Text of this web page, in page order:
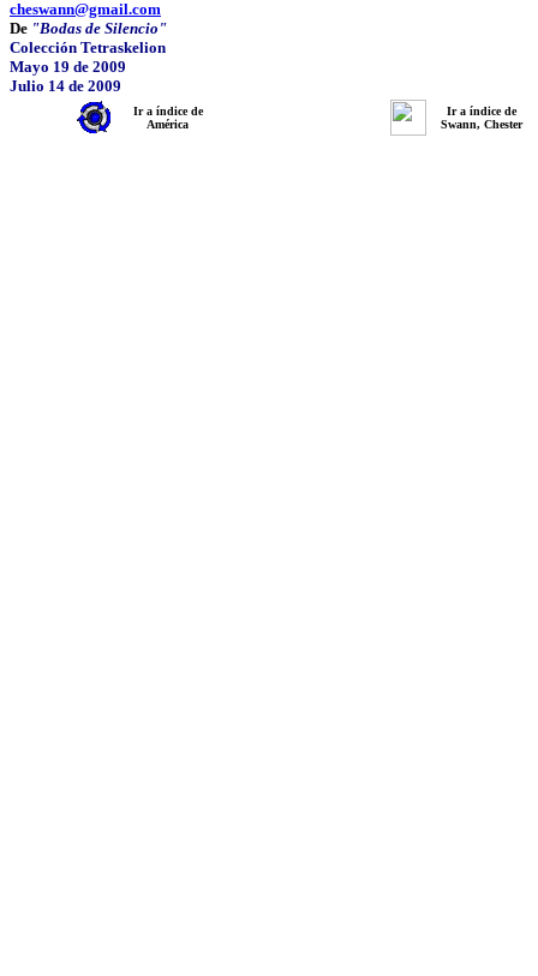
cheswann@gmail.com
De "Bodas de Silencio"
Colección Tetraskelion
Mayo 19 de 2009
Julio 14 de 2009
Ir a índice de
América
Ir a índice de
Swann, Chester